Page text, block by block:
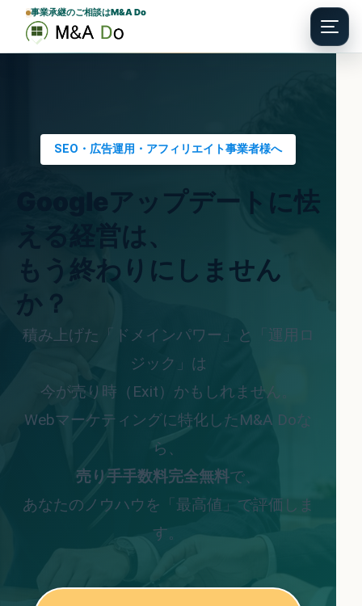
Menu
事業承継のご相談はM&A Do
SEO・広告運用・アフィリエイト事業者様へ
Googleアップデートに怯
える経営は、
もう終わりにしません
か？
積み上げた「ドメインパワー」と「運用ロ
ジック」は
今が売り時（Exit）かもしれません。
Webマーケティングに特化したM&A Doな
ら、
売り手手数料完全無料で、
あなたのノウハウを「最高値」で評価しま
す。